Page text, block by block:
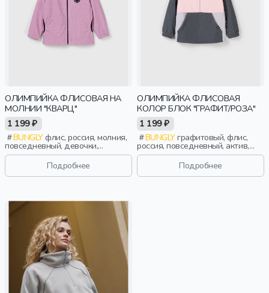
ОЛИМПИЙКА ФЛИСОВАЯ НА
МОЛНИИ "КВАРЦ"
1 199 ₽
BUNGLYфлис, россия, молния,
повседневный, девочки,
малыши, дошкольники, дети
Подробнее
ОЛИМПИЙКА ФЛИСОВАЯ
КОЛОР БЛОК "ГРАФИТ/РОЗА"
1 199 ₽
BUNGLYграфитовый, флис,
россия, повседневный, актив,
девочки, малыши, дошкольники,
Подробнее